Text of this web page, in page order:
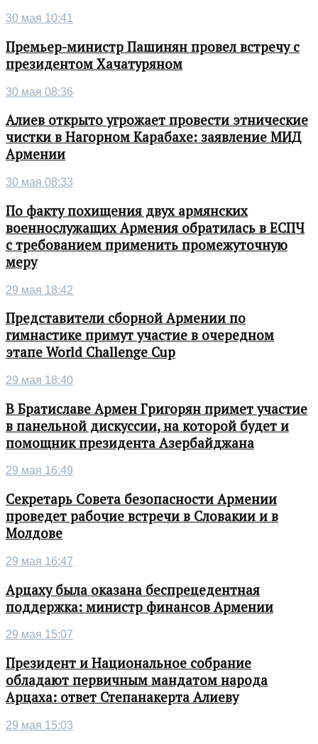
30 мая 10:41
Премьер-министр Пашинян провел встречу с
президентом Хачатуряном
30 мая 08:36
Алиев открыто угрожает провести этнические
чистки в Нагорном Карабахе: заявление МИД
Армении
30 мая 08:33
По факту похищения двух армянских
военнослужащих Армения обратилась в ЕСПЧ
с требованием применить промежуточную
меру
29 мая 18:42
Представители сборной Армении по
гимнастике примут участие в очередном
этапе World Challenge Cup
29 мая 18:40
В Братиславе Армен Григорян примет участие
в панельной дискуссии, на которой будет и
помощник президента Азербайджана
29 мая 16:49
Секретарь Совета безопасности Армении
проведет рабочие встречи в Словакии и в
Молдове
29 мая 16:47
Арцаху была оказана беспрецедентная
поддержка: министр финансов Армении
29 мая 15:07
Президент и Национальное собрание
обладают первичным мандатом народа
Арцаха: ответ Степанакерта Алиеву
29 мая 15:03